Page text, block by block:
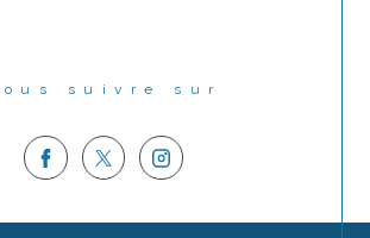
Nous suivre sur